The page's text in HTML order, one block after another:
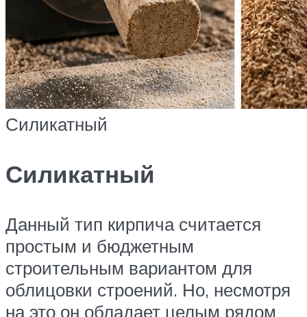
Силикатный
Силикатный
Данный тип кирпича считается
простым и бюджетным
строительным вариантом для
облицовки строений. Но, несмотря
на это он обладает целым рядом